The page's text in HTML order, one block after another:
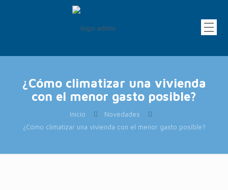
¿Cómo climatizar una vivienda
con el menor gasto posible?
Inicio
Novedades
¿Cómo climatizar una vivienda con el menor gasto posible?